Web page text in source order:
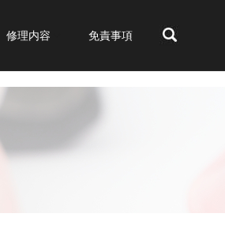
修理内容 免責事項